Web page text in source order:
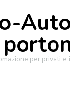
per privati